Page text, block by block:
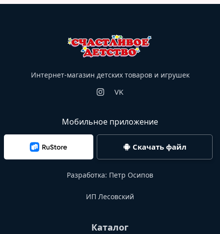
Интернет-магазин детских товаров и игрушек
VK
Мобильное приложение
Скачать файл
Разработка: Петр Осипов
ИП Лесовский
Каталог